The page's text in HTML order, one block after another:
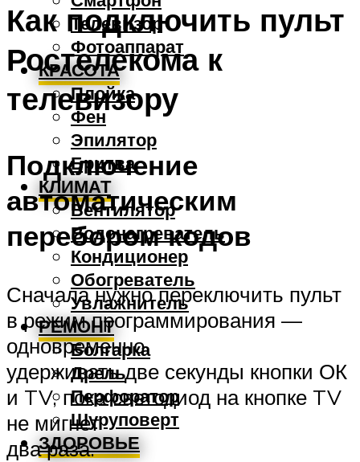
Телевизор
Фотоаппарат
КРАСОТА
Плойка
Фен
Эпилятор
Бритва
КЛИМАТ
Вентилятор
Водонагреватель
Кондиционер
Обогреватель
Увлажнитель
РЕМОНТ
Болгарка
Дрель
Перфоратор
Шуруповерт
ЗДОРОВЬЕ
Как подключить пульт
Ростелекома к
телевизору
Подключение
автоматическим
перебором кодов
Сначала нужно переключить пульт
в режим программирования —
одновременно
удерживать две секунды кнопки ОК
и TV, пока светодиод на кнопке TV
не мигнет
два раза.